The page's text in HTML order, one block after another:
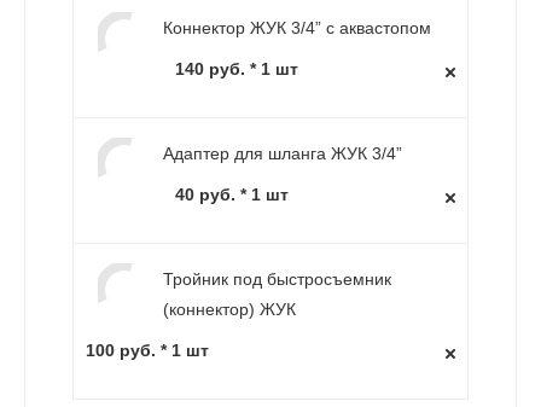
Коннектор ЖУК 3/4” с аквастопом
140 руб. * 1 шт
Адаптер для шланга ЖУК 3/4”
40 руб. * 1 шт
Тройник под быстросъемник
(коннектор) ЖУК
100 руб. * 1 шт